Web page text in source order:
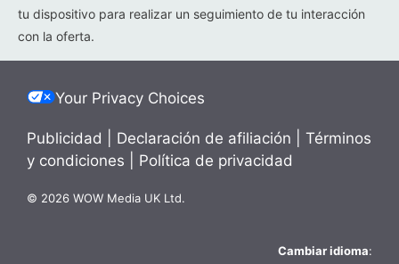
tu dispositivo para realizar un seguimiento de tu interacción
con la oferta.
Your Privacy Choices
Publicidad Declaración de afiliación
Términos
y condiciones
Política de privacidad
© 2026 WOW Media UK Ltd.
Cambiar idioma: